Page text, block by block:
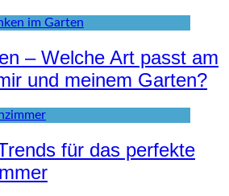
– Welche Art passt am
und meinem Garten?
für das perfekte